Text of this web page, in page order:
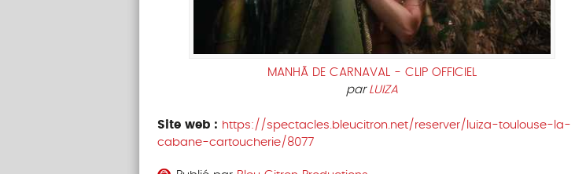
MANHÃ DE CARNAVAL - CLIP OFFICIEL
par LUIZA
Site web : https://spectacles.bleucitron.net/reserver/luiza-toulouse-la-
cabane-cartoucherie/8077